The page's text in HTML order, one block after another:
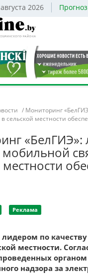
2026
/ Мониторинг
сельской местности
«БелГИЭ»:
мобильной
местности
Реклама
лидером по
местности.
органом
надзора за